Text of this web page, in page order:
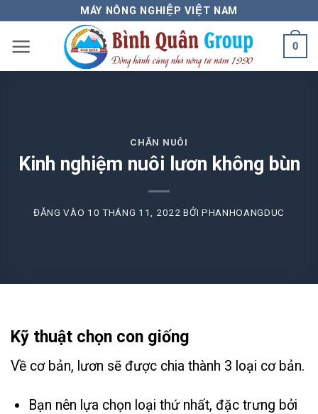
nội
dung
MÁY NÔNG NGHIỆP VIỆT NAM
0
CHĂN NUÔI
Kinh nghiệm nuôi lươn không bùn
ĐĂNG VÀO 10 THÁNG 11, 2022 BỞI PHANHOANGDUC
Kỹ thuật chọn con giống
Về cơ bản, lươn sẽ được chia thành 3 loại cơ bản.
Bạn nên lựa chọn loại thứ nhất, đặc trưng bởi